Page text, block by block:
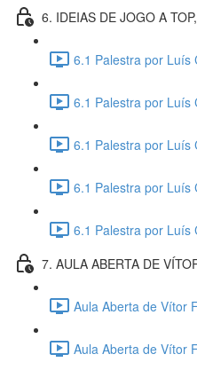
6. IDEIAS DE JOGO A
6.1 Palestra por Luís
6.1 Palestra por Luís
6.1 Palestra por Luís
6.1 Palestra por Luís
6.1 Palestra por Luís
7. AULA ABERTA DE
Aula Aberta de Vítor
Aula Aberta de Vítor